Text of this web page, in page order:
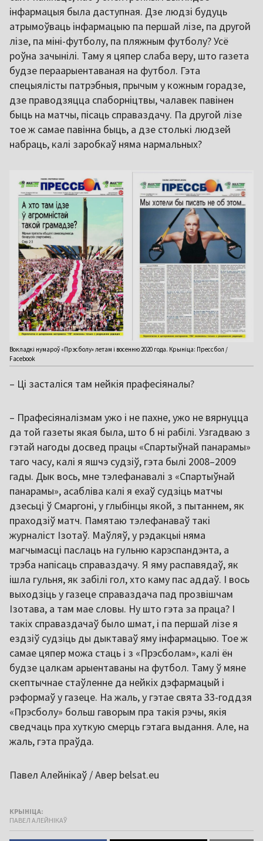
інфармацыя была даступная. Дзе людзі будуць
атрымоўваць інфармацыю па першай лізе, па другой
лізе, па міні-футболу, па пляжным футболу? Усё
роўна зачынілі. Таму я цяпер слаба веру, што газета
будзе пераарыентаваная на футбол. Гэта
спецыялісты патрэбныя, прычым у кожным горадзе,
дзе праводзяцца спаборніцтвы, чалавек павінен
быць на матчы, пісаць справаздачу. Па другой лізе
тое ж самае павінна быць, а дзе столькі людзей
набраць, калі заробкаў няма нармальных?
Вокладкі нумароў «Прэсболу» летам і восенню 2020 года. Крыніца: Прессбол /
Facebook
– Ці засталіся там нейкія прафесіяналы?
– Прафесіяналізмам ужо і не пахне, ужо не вярнуцца
да той газеты якая была, што б ні рабілі. Узгадваю з
гэтай нагоды досвед працы «Спартыўнай панарамы»
таго часу, калі я яшчэ судзіў, гэта былі 2008–2009
гады. Дык вось, мне тэлефанавалі з «Спартыўнай
панарамы», асабліва калі я ехаў судзіць матчы
дзесьці ў Смаргоні, у глыбінцы якой, з пытаннем, як
праходзіў матч. Памятаю тэлефанаваў такі
журналіст Ізотаў. Маўляў, у рэдакцыі няма
магчымасці паслаць на гульню карэспандэнта, а
трэба напісаць справаздачу. Я яму распавядаў, як
ішла гульня, як забілі гол, хто каму пас аддаў. І вось
выходзіць у газеце справаздача пад прозвішчам
Ізотава, а там мае словы. Ну што гэта за праца? І
такіх справаздачаў было шмат, і па першай лізе я
ездзіў судзіць ды дыктаваў яму інфармацыю. Тое ж
самае цяпер можа стаць і з «Прэсболам», калі ён
будзе цалкам арыентаваны на футбол. Таму ў мяне
скептычнае стаўленне да нейкіх дэфармацый і
рэформаў у газеце. На жаль, у гэтае свята 33-годдзя
«Прэсболу» больш гаворым пра такія рэчы, якія
сведчаць пра хуткую смерць гэтага выдання. Але, на
жаль, гэта праўда.
Павел Алейнікаў / Авер belsat.eu
КРЫНІЦА:
ПАВЕЛ АЛЕЙНІКАЎ